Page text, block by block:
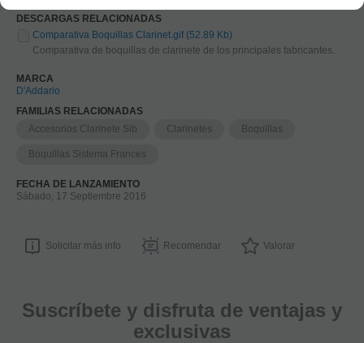
DESCARGAS RELACIONADAS
Comparativa Boquillas Clarinet.gif (52.89 Kb)
Comparativa de boquillas de clarinete de los principales fabricantes.
MARCA
D'Addario
FAMILIAS RELACIONADAS
Accesorios Clarinete Sib
Clarinetes Boquillas
Boquillas Sistema Frances
FECHA DE LANZAMIENTO
Sábado, 17 Septiembre 2016
Solicitar más info Recomendar Valorar
Suscríbete y disfruta de ventajas y
exclusivas